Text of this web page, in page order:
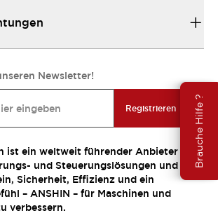
Brauche Hilfe ?
Newsletter!
Registrieren
ist ein weltweit führender Anbieter
und Steuerungslösungen und
Sicherheit, Effizienz und ein
– ANSHIN – für Maschinen und
verbessern.